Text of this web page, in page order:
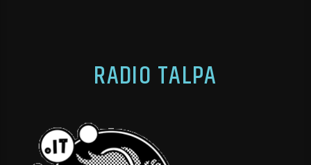
RADIO TALPA